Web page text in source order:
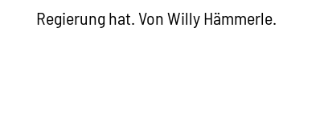
Regierung hat. Von Willy Hämmerle.